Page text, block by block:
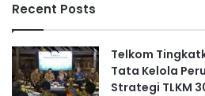
Recent Posts
Telkom
Tata Kelola
Strategi TLKM